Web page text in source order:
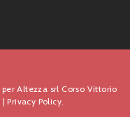
Altezza srl Corso Vittorio
|Privacy Policy.